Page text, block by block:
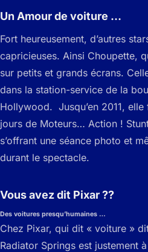
Un Amour de voiture …
Fort heureusement, d’autres
capricieuses. Ainsi Choupette,
sur petits et grands écrans.
dans la station-service de la
Hollywood. Jusqu’en 2011,
jours de Moteurs… Action !
s’offrant une séance photo et
durant le spectacle.
Vous avez dit Pixar ??
Des voitures presqu’humaines …
Chez Pixar, qui dit « voiture »
Radiator Springs est justement